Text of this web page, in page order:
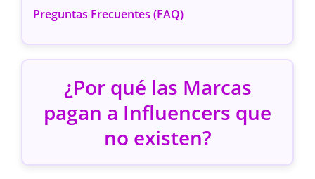
Preguntas Frecuentes (FAQ)
¿Por qué las Marcas
pagan a Influencers que
no existen?